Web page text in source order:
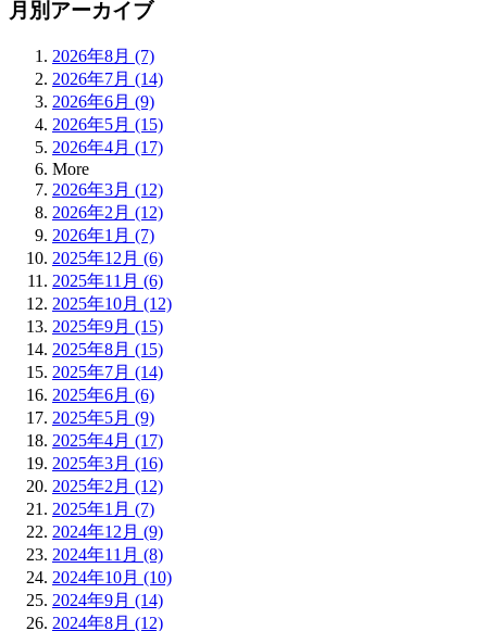
月別アーカイブ
2026年8月 (7)
2026年7月 (14)
2026年6月 (9)
2026年5月 (15)
2026年4月 (17)
More
2026年3月 (12)
2026年2月 (12)
2026年1月 (7)
2025年12月 (6)
2025年11月 (6)
2025年10月 (12)
2025年9月 (15)
2025年8月 (15)
2025年7月 (14)
2025年6月 (6)
2025年5月 (9)
2025年4月 (17)
2025年3月 (16)
2025年2月 (12)
2025年1月 (7)
2024年12月 (9)
2024年11月 (8)
2024年10月 (10)
2024年9月 (14)
2024年8月 (12)